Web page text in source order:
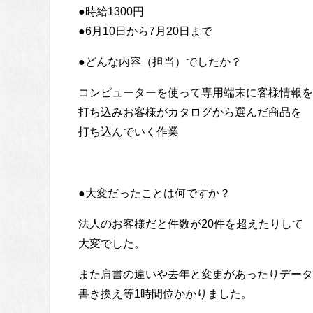
●時給1300円
●6月10日から7月20日まで
●どんな内容（担当）でしたか？
コンピューターを使って専用端末に客様情報を
打ち込みお客様がカタログから選んだ商品を
打ち込んでいく作業
●大変だったことは何ですか？
法人のお客様だと件数が20件を超えたりして
大変でした。
また肩書の違いや去年と変更があったりデー
書き換え等1時間位かかりました。